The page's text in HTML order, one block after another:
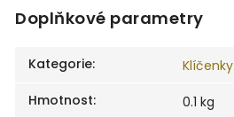
Doplňkové parametry
Kategorie:
Klíčenky
Hmotnost: 0.1 kg